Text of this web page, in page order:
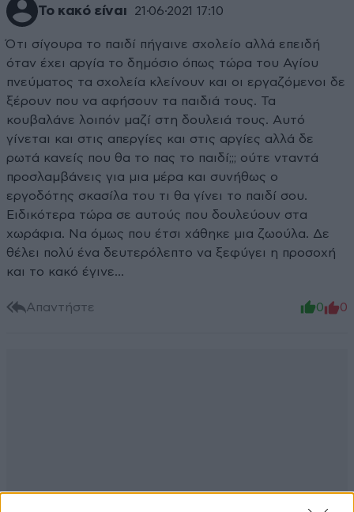
Το κακό είναι 21·06·2021 17:10
Ότι σίγουρα το παιδί πήγαινε σχολείο αλλά επειδή
όταν έχει αργία το δημόσιο όπως τώρα του Αγίου
πνεύματος τα σχολεία κλείνουν και οι εργαζόμενοι δε
ξέρουν που να αφήσουν τα παιδιά τους. Τα
κουβαλάνε λοιπόν μαζί στη δουλειά τους. Αυτό
γίνεται και στις απεργίες και στις αργίες αλλά δε
ρωτά κανείς που θα το πας το παιδί;;; ούτε νταντά
προσλαμβάνεις για μια μέρα και συνήθως ο
εργοδότης σκασίλα του τι θα γίνει το παιδί σου.
Ειδικότερα τώρα σε αυτούς που δουλεύουν στα
χωράφια. Να όμως που έτσι χάθηκε μια ζωούλα. Δε
θέλει πολύ ένα δευτερόλεπτο να ξεφύγει η προσοχή
και το κακό έγινε...
Απαντήστε 0 0